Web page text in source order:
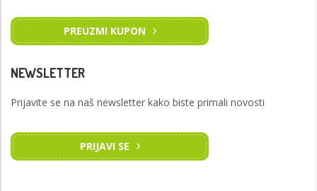
PREUZMI KUPON
NEWSLETTER
Prijavite se na naš newsletter kako biste primali novosti
PRIJAVI SE